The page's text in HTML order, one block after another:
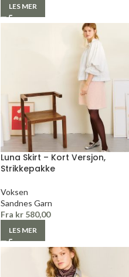
LES MER
Luna Skirt – Kort Versjon,
Strikkepakke
Voksen
Sandnes Garn
Fra kr 580,00
LES MER